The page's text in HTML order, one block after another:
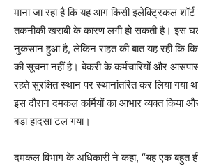
माना जा रहा है कि यह आग किसी इलेक्ट्रिकल
तकनीकी खराबी के कारण लगी हो सकती है। इस
नुकसान हुआ है, लेकिन राहत की बात यह रही कि
की सूचना नहीं है। बेकरी के कर्मचारियों और
रहते सुरक्षित स्थान पर स्थानांतरित कर लिया गया
इस दौरान दमकल कर्मियों का आभार व्यक्त किया
बड़ा हादसा टल गया।
दमकल विभाग के अधिकारी ने कहा, “यह एक बहुत ही